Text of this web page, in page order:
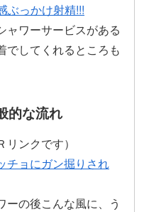
ャワーサービスがある
でしてくれるところも
的な流れ
リンクです）
ーの後こんな風に、う